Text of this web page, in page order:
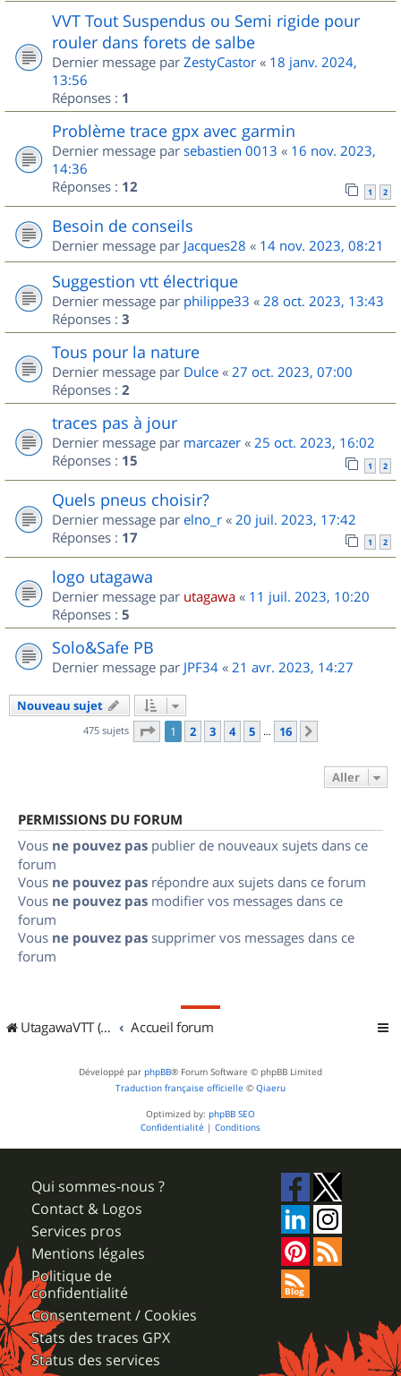
VVT Tout Suspendus ou Semi rigide pour
rouler dans forets de salbe
Dernier message par ZestyCastor « 18 janv. 2024,
13:56
Réponses : 1
Problème trace gpx avec garmin
Dernier message par sebastien 0013 « 16 nov. 2023,
14:36
Réponses : 12 1 2
Besoin de conseils
Dernier message par Jacques28 « 14 nov. 2023, 08:21
Suggestion vtt électrique
Dernier message par philippe33 « 28 oct. 2023, 13:43
Réponses : 3
Tous pour la nature
Dernier message par Dulce « 27 oct. 2023, 07:00
Réponses : 2
traces pas à jour
Dernier message par marcazer « 25 oct. 2023, 16:02
Réponses : 15 1 2
Quels pneus choisir?
Dernier message par elno_r « 20 juil. 2023, 17:42
Réponses : 17 1 2
logo utagawa
Dernier message par utagawa « 11 juil. 2023, 10:20
Réponses : 5
Solo&Safe PB
Dernier message par JPF34 « 21 avr. 2023, 14:27
Nouveau sujet
475 sujets Page 1sur
1 2 3 4 5 … 16
Aller
PERMISSIONS DU FORUM
Vous ne pouvez pas publier de nouveaux sujets dans ce
forum
Vous ne pouvez pas répondre aux sujets dans ce forum
Vous ne pouvez pas modifier vos messages dans ce
forum
Vous ne pouvez pas supprimer vos messages dans ce
forum
UtagawaVTT (Randos VTT et VTTAE avec traces GPS) Accueil forum
Développé par phpBB® Forum Software © phpBB Limited
Traduction française officielle © Qiaeru
Optimized by: phpBB SEO
Confidentialité | Conditions
Qui sommes-nous ?
Contact & Logos
Services pros
Mentions légales
Politique de
confidentialité
Consentement / Cookies
Stats des traces GPX
Status des services